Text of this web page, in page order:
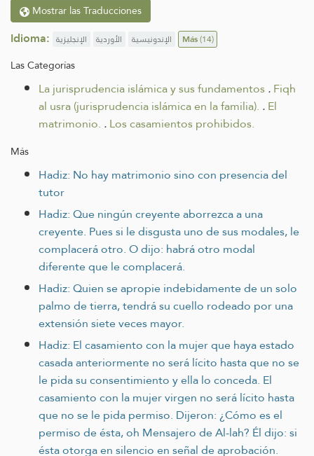
Mostrar las Traducciones
Idioma: الإنجليزية الأوردية الإندونيسية Más(14)
Las Categorías
La jurisprudencia islámica y sus fundamentos.Fiqh
al usra (jurisprudencia islámica en la familia). .El
matrimonio. .Los casamientos prohibidos.
Más
Hadiz: No hay matrimonio sino con presencia del
tutor
Hadiz: Que ningún creyente aborrezca a una
creyente. Pues si le disgusta uno de sus modales, le
complacerá otro. O dijo: habrá otro modal
diferente que le complacerá.
Hadiz: Quien se apropie indebidamente de un solo
palmo de tierra, tendrá su cuello rodeado por una
extensión siete veces mayor.
Hadiz: El casamiento con la mujer que haya estado
casada anteriormente no será lícito hasta que no se
le pida su consentimiento y ella lo conceda. El
casamiento con la mujer virgen no será lícito hasta
que no se le pida permiso. Dijeron: ¿Cómo es el
permiso de ésta, oh Mensajero de Al-lah? Él dijo: si
ésta otorga en silencio en señal de aprobación.